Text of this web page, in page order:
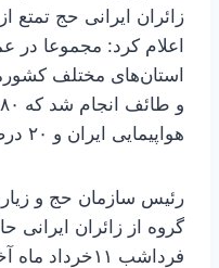
زائران ایرانی حج تمتع
استان‌های مختلف
هواپیمایی ایران و ۲۰ درصد با ناوگان سعودی انجام شد.
رئیس سازمان حج و
گروه از زائران ایرانی
فرداشب